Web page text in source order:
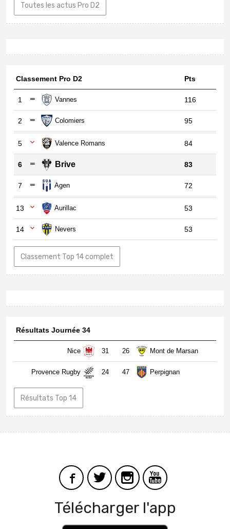
Toutes les actus Pro D2
Classement Pro D2 Pts
1 Vannes 116
2 Colomiers 95
5 Valence Romans 84
6 Brive 83
7 Agen 72
13 Aurillac 53
14 Nevers 53
Classement Top 14 complet
Résultats Journée 34
Nice 31 26 Mont de Marsan
Provence Rugby 24 47 Perpignan
Résultats Top 14
Télécharger l'app